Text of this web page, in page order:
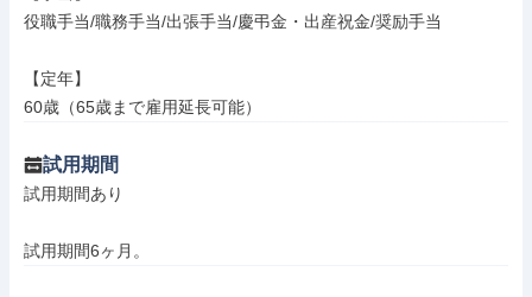
役職手当/職務手当/出張手当/慶弔金・出産祝金/奨励手当
【定年】
60歳（65歳まで雇用延長可能）
試用期間
試用期間あり
試用期間6ヶ月。